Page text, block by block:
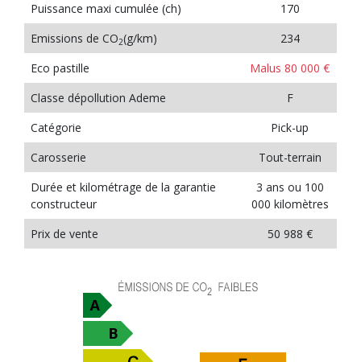
Puissance maxi cumulée (ch)
170
Emissions de CO2(g/km)
234
Eco pastille
Malus 80 000 €
Classe dépollution Ademe
F
Catégorie
Pick-up
Carosserie
Tout-terrain
Durée et kilométrage de la garantie
constructeur
3 ans ou 100
000 kilomètres
Prix de vente
50 988 €